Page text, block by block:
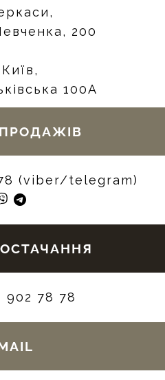
200
100А
(viber/telegram)
902 78 78